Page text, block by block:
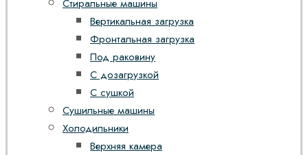
Стиральные машины
Вертикальная загрузка
Фронтальная загрузка
Под раковину
С дозагрузкой
С сушкой
Сушильные машины
Холодильники
Верхняя камера